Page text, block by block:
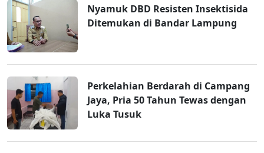
Nyamuk DBD Resisten Insektisida
Ditemukan di Bandar Lampung
Perkelahian Berdarah di Campang
Jaya, Pria 50 Tahun Tewas dengan
Luka Tusuk